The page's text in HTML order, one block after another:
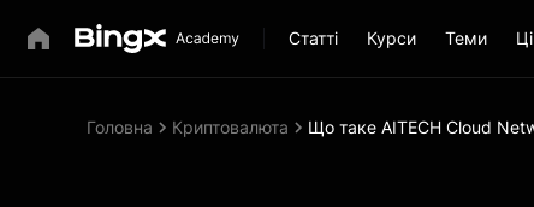
Статті Курси Теми
Головна Криптовалюта Що таке AITECH Cloud